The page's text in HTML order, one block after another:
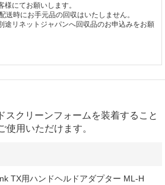
にてお願いします。
送時にお手元品の回収はいたしません。
途リネットジャパンへ回収品のお申込みをお願
スクリーンフォームを装着すること
使用いただけます。
TX用ハンドヘルドアダプター ML-H